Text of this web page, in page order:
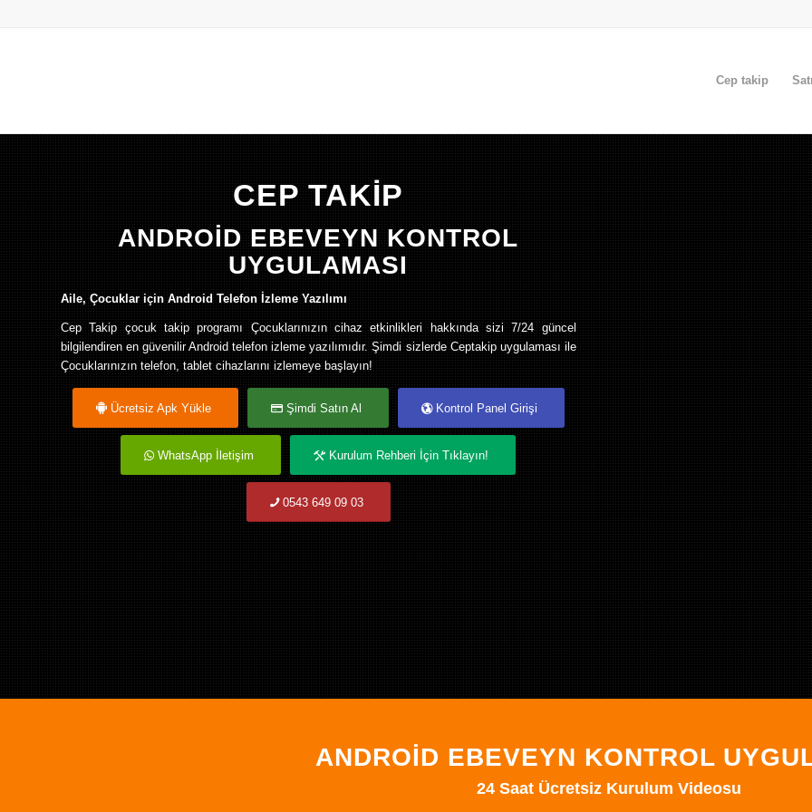
Cep takip
CEP TAKİP
ANDROİD EBEVEYN KONTROL
UYGULAMASI
Aile, Çocuklar için Android Telefon İzleme Yazılımı
Cep Takip çocuk takip programı Çocuklarınızın cihaz etkinlikleri hakkında sizi 7/24 güncel
bilgilendiren en güvenilir Android telefon izleme yazılımıdır. Şimdi sizlerde Ceptakip uygulaması ile
Çocuklarınızın telefon, tablet cihazlarını izlemeye başlayın!
Ücretsiz Apk Yükle Şimdi Satın Al Kontrol Panel Girişi
WhatsApp İletişim Kurulum Rehberi İçin Tıklayın!
0543 649 09 03
ANDROİD EBEVEYN KONTROL
24 Saat Ücretsiz Kurulum Videosu